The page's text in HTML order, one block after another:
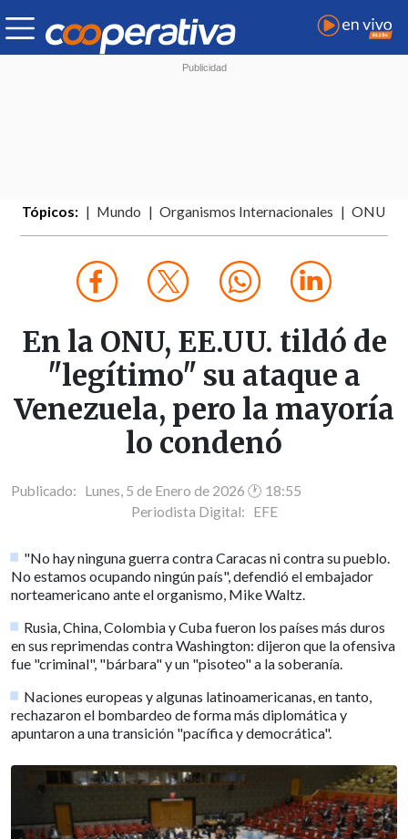
Tópicos: Mundo Organismos Internacionales ONU
En la ONU, EE.UU. tildó de
"legítimo" su ataque a
Venezuela, pero la mayoría
lo condenó
Publicado: Lunes, 5 de Enero de 2026 🕐 18:55
Periodista Digital: EFE
"No hay ninguna guerra contra Caracas ni contra su pueblo.
No estamos ocupando ningún país", defendió el embajador
norteamericano ante el organismo, Mike Waltz.
Rusia, China, Colombia y Cuba fueron los países más duros
en sus reprimendas contra Washington: dijeron que la ofensiva
fue "criminal", "bárbara" y un "pisoteo" a la soberanía.
Naciones europeas y algunas latinoamericanas, en tanto,
rechazaron el bombardeo de forma más diplomática y
apuntaron a una transición "pacífica y democrática".